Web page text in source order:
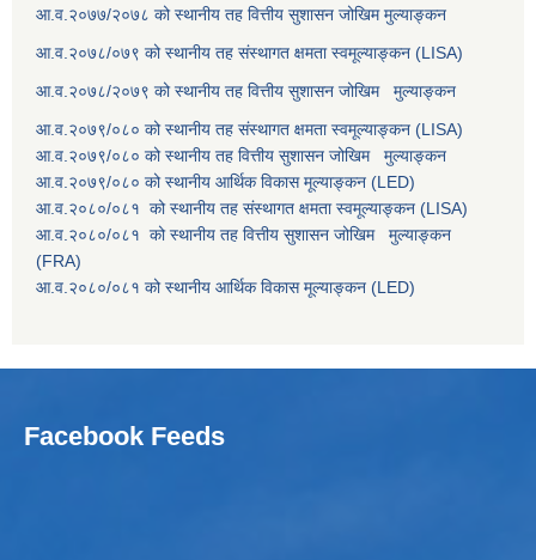
आ.व.२०७७/२०७८ को स्थानीय तह वित्तीय सुशासन जोखिम मुल्याङ्कन
आ.व.२०७८/०७९ को स्थानीय तह संस्थागत क्षमता स्वमूल्याङ्कन (LISA)
आ.व.२०७८/२०७९ को स्थानीय तह वित्तीय सुशासन जोखिम मुल्याङ्कन
आ.व.२०७९/०८० को स्थानीय तह संस्थागत क्षमता स्वमूल्याङ्कन (LISA)
आ.व.२०७९/०८० को स्थानीय तह वित्तीय सुशासन जोखिम मुल्याङ्कन
आ.व.२०७९/०८० को स्थानीय आर्थिक विकास मूल्याङ्कन (LED)
आ.व.२०८०/०८१ को स्थानीय तह संस्थागत क्षमता स्वमूल्याङ्कन (LISA)
आ.व.२०८०/०८१ को स्थानीय तह वित्तीय सुशासन जोखिम मुल्याङ्कन
(FRA)
आ.व.२०८०/०८१ को स्थानीय आर्थिक विकास मूल्याङ्कन (LED)
Facebook Feeds